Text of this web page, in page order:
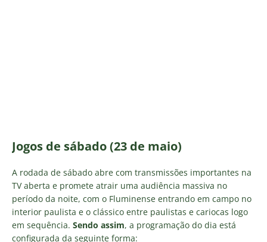
Jogos de sábado (23 de maio)
A rodada de sábado abre com transmissões importantes na
TV aberta e promete atrair uma audiência massiva no
período da noite, com o Fluminense entrando em campo no
interior paulista e o clássico entre paulistas e cariocas logo
em sequência. Sendo assim, a programação do dia está
configurada da seguinte forma: